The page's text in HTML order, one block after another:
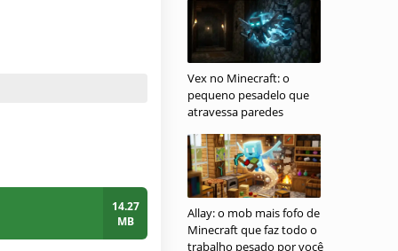
14.27
MB
Vex no Minecraft: o
pequeno pesadelo que
atravessa paredes
Allay: o mob mais fofo de
Minecraft que faz todo o
trabalho pesado por você